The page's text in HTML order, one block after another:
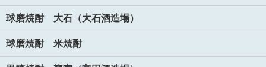
球磨焼酎 大石（大石酒造場）
球磨焼酎 米焼酎